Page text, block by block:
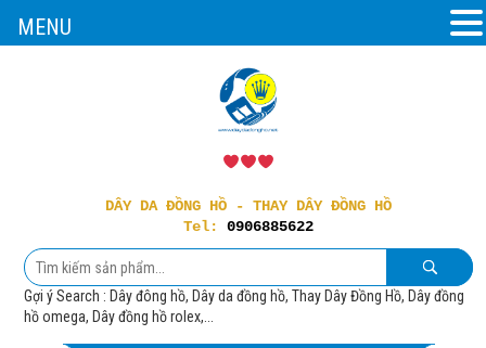
DÂY DA ĐỒNG HỒ - THAY DÂY ĐỒNG HỒ
Tel: 0906885622
Gợi ý Search : Dây đông hồ, Dây da đồng hồ, Thay Dây Đồng Hồ, Dây đồng
hồ omega, Dây đồng hồ rolex,...
MENU